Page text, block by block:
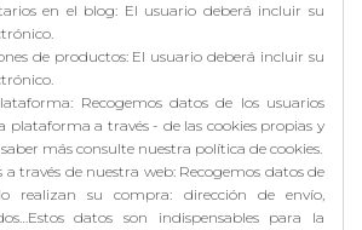
en el blog: El usuario deberá incluir su
de productos: El usuario deberá incluir su
Recogemos datos de los usuarios
plataforma a través - de las cookies propias y
más consulte nuestra política de cookies.
través de nuestra web: Recogemos datos de
realizan su compra: dirección de envío,
datos son indispensables para la